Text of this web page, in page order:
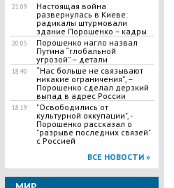
21:09
Настоящая война
развернулась в Киеве:
радикалы штурмовали
здание Порошенко – кадры
20:05
Порошенко нагло назвал
Путина “глобальной
угрозой” – детали
18:40
“Нас больше не связывают
никакие ограничения”, –
Порошенко сделал дерзкий
выпад в адрес России
18:19
"Освободились от
культурной оккупации", -
Порошенко рассказал о
"разрыве последних связей"
с Россией
ВСЕ НОВОСТИ »